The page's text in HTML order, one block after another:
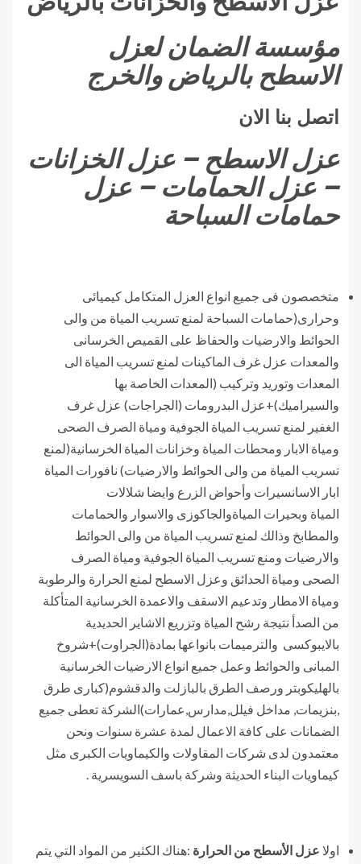
مؤسسة الضمان لعزل
الاسطح بالرياض والخرج
اتصل بنا الان
عزل الاسطح – عزل الخزانات
– عزل الحمامات – عزل
حمامات السباحة
متخصصون فى جميع انواع العزل المتكامل كيميائى
وحرارى(حمامات السباحة لمنع تسريب المياة من والى
الحوائط والارضيات والحفاظ على القميص الخرسانى
والمعدات عزل غرف الماكينات لمنع تسريب المياة الى
المعدات وتوريد وتركيب (المعدات الخاصة بها
والسيراميك)+عزل البدرومات (الجراجات) عزل غرف
الغفير لمنع تسريب المياة الجوفية ومياة الصرف الصحى
ومياة الابار ومحطات المياة وخزانات المياة الخرسانية(لمنع
تسريب المياة من والى الحوائط والارضيات) نافورات المياة
ابار الاسانسيرات وأحواض الزرع وايضا شلالات
المياة وبحيرات المياةوالجاكوزى والاسوار والحمامات
والمطابخ وذالك لمنع تسريب المياة من والى الحوائط
والارضيات ومنع تسريب المياة الجوفية ومياة الصرف
الصحى ومياة الحدائق وعزل الاسطح لمنع الحرارة والرطوبة
ومياة الامطار وتدعيم الاسقف والاعمدة الخرسانية المتأكلة
من الصدأ نتيجة رشح المياة وتزريع الاشاير الحديدية
بالايبوكسى والترميمات بانواعها بمادة(الجراوت)+شروخ
المبانى والحوائط وعمل جميع انواع الارضيات الخرسانية
بالهليكوبتر ورصف الطرق بالبازلت والدقشوم(كبارى طرق
,بنزيمات, مداخل فيلل,مدارس,عمارات)الشركة تعطى جميع
الضمانات على كافة الاعمال لمدة عشرة سنوات ونحن
معتمدون لدى شركات المقاولات والكيماويات الكبرى مثل
كيماويات البناء الحديثة وشركة باسف السويسرية .
اولا عزل الأسطح من الحرارة :هناك الكثير من المواد التي يتم